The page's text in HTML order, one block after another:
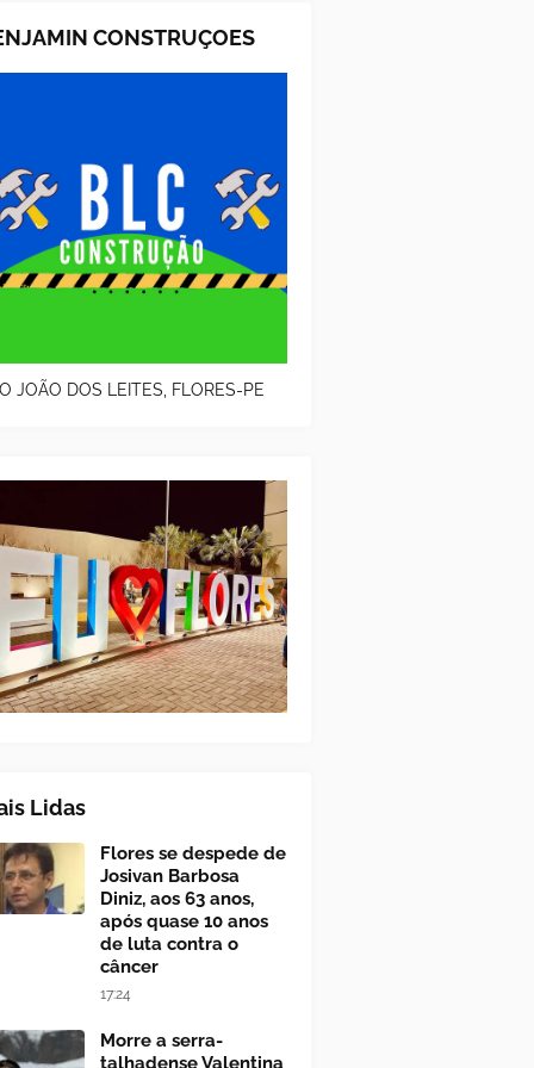
CONSTRUÇOES
JOÃO DOS LEITES, FLORES-PE
Lidas
Flores se despede de
Josivan Barbosa
Diniz, aos 63 anos,
após quase 10 anos
de luta contra o
câncer
17:24
Morre a serra-
talhadense Valentina